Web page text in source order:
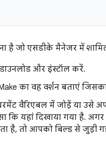
है जो एसडीके मैनेजर में
और इंस्टॉल करें.
का वह वर्शन बताएं
वैरिएबल में जोड़ें या उसे
कि यहां दिखाया गया है.
है, तो आपको बिल्ड से जुड़ी